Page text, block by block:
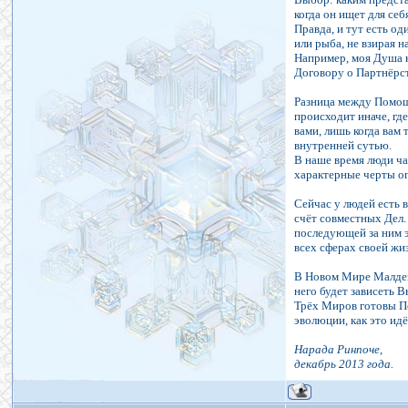
когда он ищет для
Правда, и тут есть
или рыба, не взирая
Например, моя Душа
Договору о
Разница между
происходит иначе,
вами, лишь когда вам
внутренней сутью.
В наше время люди
характерные черты
Сейчас у людей есть
счёт совместных
последующей за ним
всех сферах своей
В Новом Мире
него будет зависеть
Трёх Миров готовы
эволюции, как это
Нарада Ринпоче,
декабрь 2013 года.